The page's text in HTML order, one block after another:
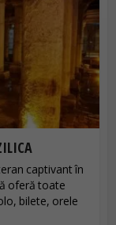
captivant în
oferă toate
bilete, orele